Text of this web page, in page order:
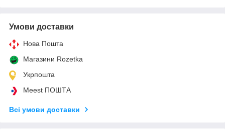
Умови доставки
Нова Пошта
Магазини Rozetka
Укрпошта
Meest ПОШТА
Всі умови доставки